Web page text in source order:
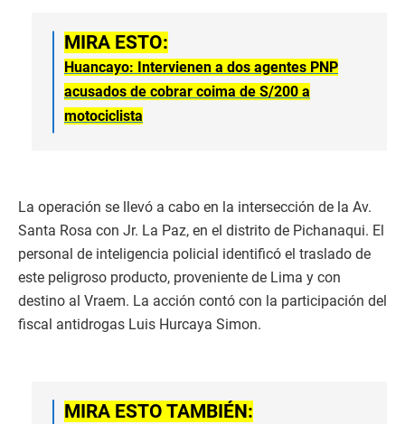
MIRA ESTO:
Huancayo: Intervienen a dos agentes PNP
acusados de cobrar coima de S/200 a
motociclista
La operación se llevó a cabo en la intersección de la Av.
Santa Rosa con Jr. La Paz, en el distrito de Pichanaqui. El
personal de inteligencia policial identificó el traslado de
este peligroso producto, proveniente de Lima y con
destino al Vraem. La acción contó con la participación del
fiscal antidrogas Luis Hurcaya Simon.
MIRA ESTO TAMBIÉN: